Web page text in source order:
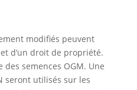
modifiés peuvent
d’un droit de propriété.
semences OGM. Une
seront utilisés sur les